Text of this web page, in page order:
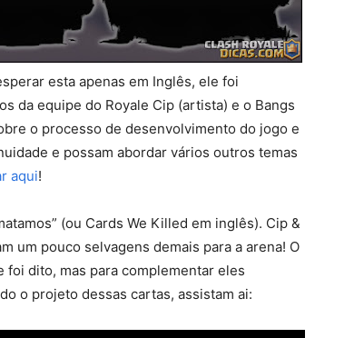
esta apenas em Inglês, ele foi
da equipe do Royale Cip (artista) e o Bangs
o processo de desenvolvimento do jogo e
e possam abordar vários outros temas
aqui!
(ou Cards We Killed em inglês). Cip &
um pouco selvagens demais para a arena! O
dito, mas para complementar eles
o projeto dessas cartas, assistam ai: